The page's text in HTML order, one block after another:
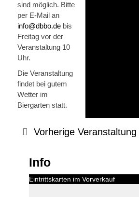
sind möglich. Bitte
per E-Mail an
info@dbbo.de bis
Freitag vor der
Veranstaltung 10
Uhr.
Die Veranstaltung
findet bei gutem
Wetter im
Biergarten statt.
Vorherige Veranstaltung
Info
Eintrittskarten im Vorverkauf